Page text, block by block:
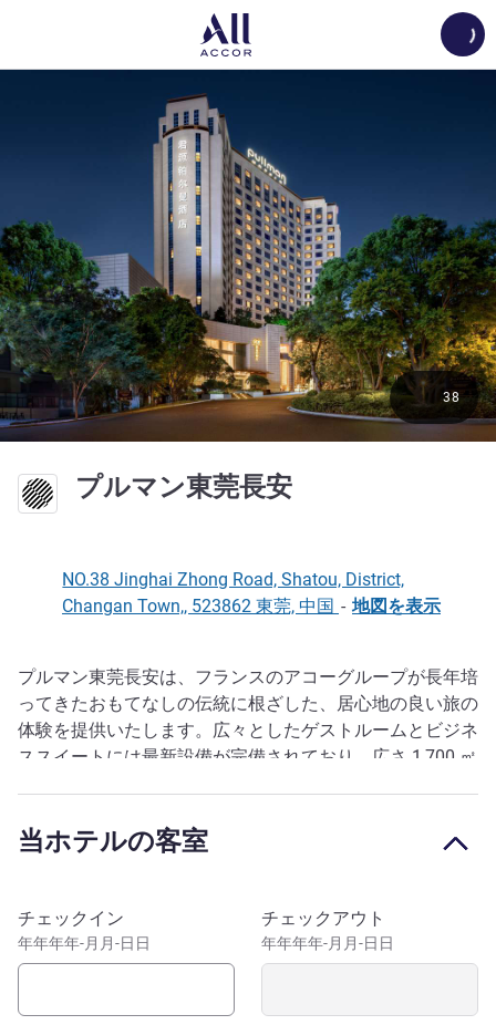
プルマン東莞長安
38
NO.38 Jinghai Zhong Road, Shatou, District,
Changan Town,, 523862 東莞, 中国 - 地図を表示
説明
プルマン東莞長安は、フランスのアコーグループが長年培
ってきたおもてなしの伝統に根ざした、居心地の良い旅の
体験を提供いたします。広々としたゲストルームとビジネ
ススイートには最新設備が完備されており、広さ 1,700 ㎡
シュなバー、充実したレクリエーション施設を備えていま
広州／深圳ビジネス回廊の中心部に位置し、長安駅に隣接
しているため、広州琶洲まで鉄道で 50 分、深圳空港まで
25 分、深圳宝安空港まで車で 30 分という好立地です。
当ホテルの客室
このホテルを予約
チェックイン
年年年年-月月-日日
チェックアウト
年年年年-月月-日日